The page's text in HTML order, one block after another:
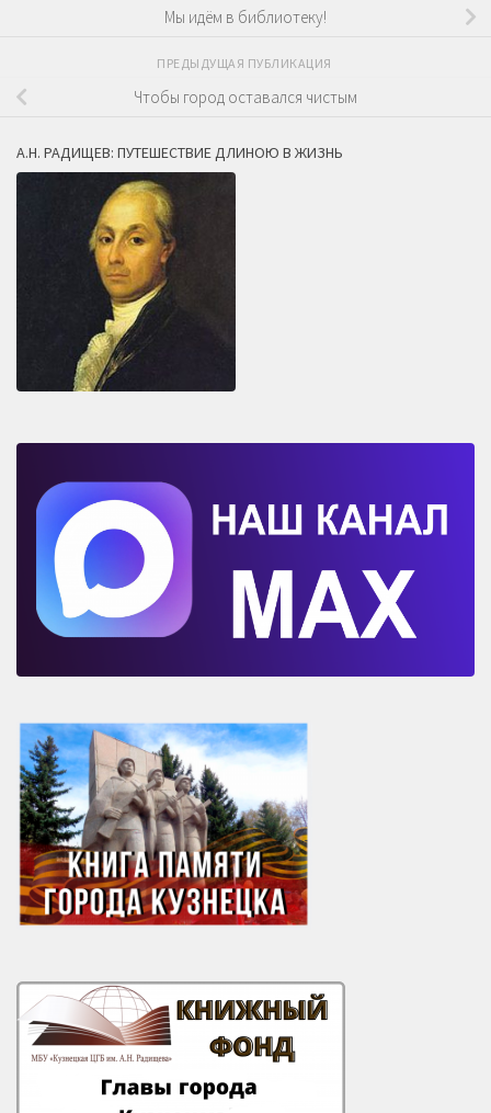
Мы идём в библиотеку!
ПРЕДЫДУЩАЯ ПУБЛИКАЦИЯ
Чтобы город оставался чистым
А.Н. РАДИЩЕВ: ПУТЕШЕСТВИЕ ДЛИНОЮ В ЖИЗНЬ